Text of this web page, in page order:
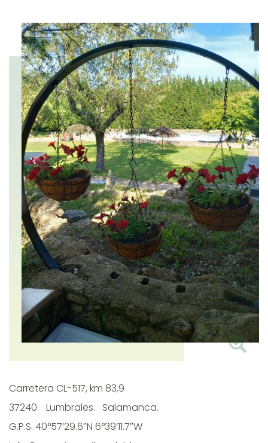
Carretera CL-517, km 83,9
37240. Lumbrales. Salamanca.
G.P.S. 40°57’29.6″N 6°39’11.7″W